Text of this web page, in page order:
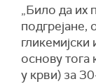
„Било да их
гликемијски
основу
у крви) за